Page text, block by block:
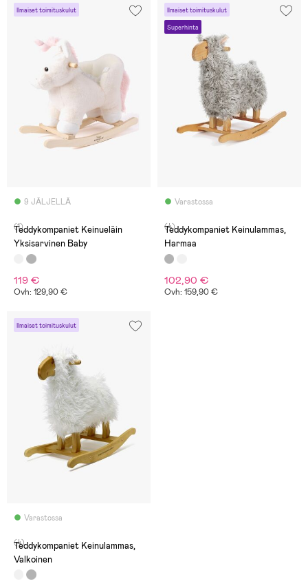
Ilmaiset toimituskulut
9 JÄLJELLÄ
(1)
Teddykompaniet Keinueläin
Yksisarvinen Baby
119 €
Ovh: 129,90 €
Ilmaiset toimituskulut
Superhinta
Varastossa
(4)
Teddykompaniet Keinulammas,
Harmaa
102,90 €
Ovh: 159,90 €
Ilmaiset toimituskulut
Varastossa
(4)
Teddykompaniet Keinulammas,
Valkoinen